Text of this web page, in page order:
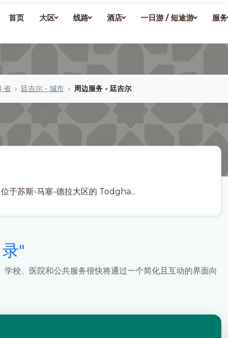
首页 大区 线路 酒店 一日游 / 短途游 服务
省 廷吉尔 - 城市 周边服务 - 廷吉尔
于苏斯-马塞-德拉大区的 Todgha...
"
学校、医院和公共服务很快将通过一个简化且互动的界面向